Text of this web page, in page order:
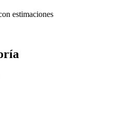
estimaciones